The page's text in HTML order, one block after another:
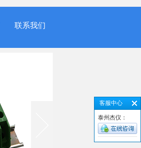
联系我们
客服中心
泰州杰仪：